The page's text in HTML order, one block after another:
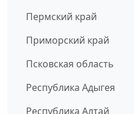
Пермский край
Приморский край
Псковская область
Республика Адыгея
Республика Алтай